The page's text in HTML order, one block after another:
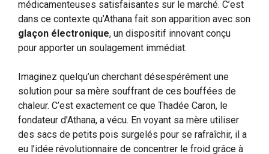
médicamenteuses satisfaisantes sur le marché. C’est
dans ce contexte qu’Athana fait son apparition avec son
glaçon électronique, un dispositif innovant conçu
pour apporter un soulagement immédiat.
Imaginez quelqu’un cherchant désespérément une
solution pour sa mère souffrant de ces bouffées de
chaleur. C’est exactement ce que Thadée Caron, le
fondateur d’Athana, a vécu. En voyant sa mère utiliser
des sacs de petits pois surgelés pour se rafraîchir, il a
eu l’idée révolutionnaire de concentrer le froid grâce à